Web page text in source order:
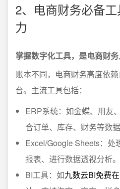
2、电商财务必备
力
掌握数字化工具，是电商财务
账本不同，电商财务高度依
台。主流工具包括：
ERP系统：如金蝶、用友
合订单、库存、财务等数据
Excel/Google Sheets：处
报表、进行数据透视分析。
BI工具：如九数云BI免费